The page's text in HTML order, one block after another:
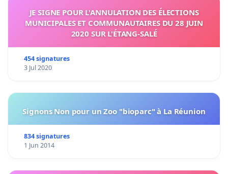
JE SIGNE POUR L'ANNULATION DES ÉLECTIONS
MUNICIPALES ET COMMUNAUTAIRES DU 28 JUIN
2020 SUR L'ÉTANG-SALÉ
454 signatures
3 Jul 2020
Signons Non pour un Zoo "bioparc" à La Réunion
834 signatures
1 Jun 2014